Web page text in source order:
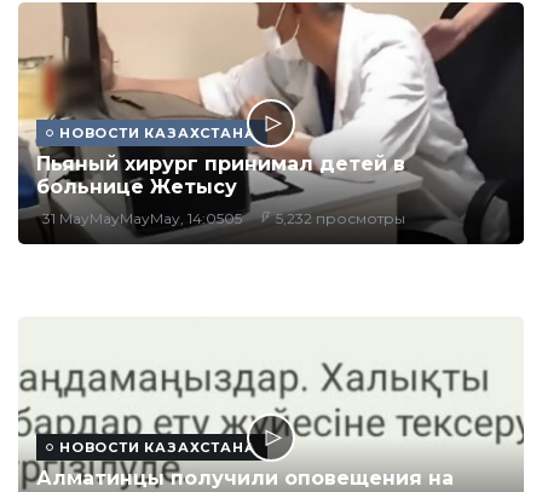
НОВОСТИ КАЗАХСТАНА
Пьяный хирург принимал детей в
больнице Жетысу
31 MayMayMayMay, 14:0505 5,232 просмотры
НОВОСТИ КАЗАХСТАНА
Алматинцы получили оповещения на